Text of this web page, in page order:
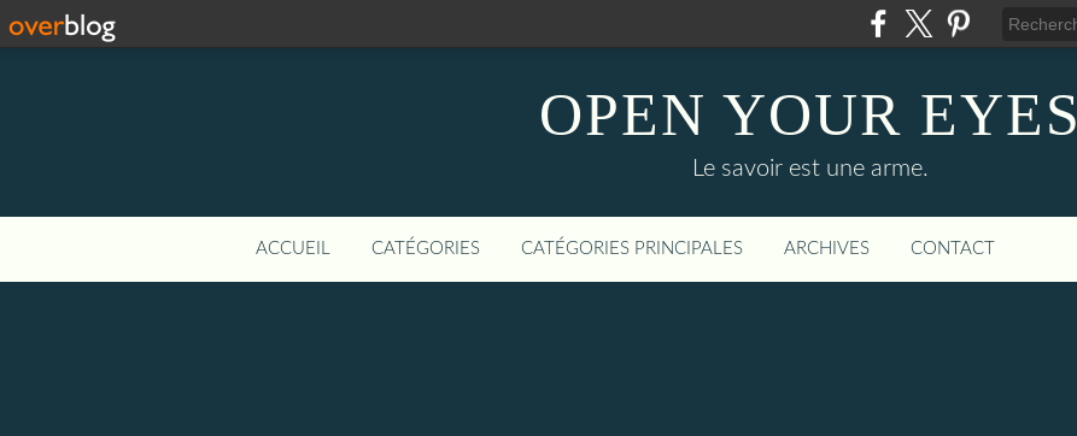
OPEN YOUR EYES
Le savoir est une arme.
ACCUEIL CATÉGORIES CATÉGORIES PRINCIPALES ARCHIVES CONTACT